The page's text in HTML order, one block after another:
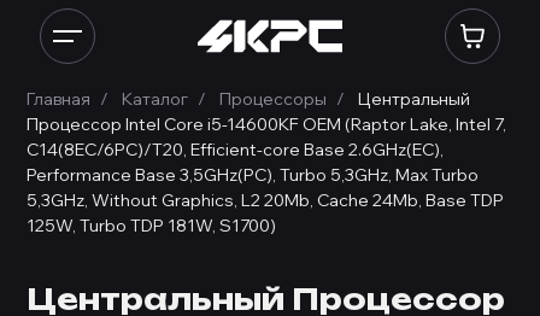
Главная Каталог Процессоры
Центральный
Процессор Intel Core i5-14600KF OEM (Raptor Lake, Intel 7,
C14(8EC/6PC)/T20, Efficient-core Base 2.6GHz(EC),
Performance Base 3,5GHz(PC), Turbo 5,3GHz, Max Turbo
5,3GHz, Without Graphics, L2 20Mb, Cache 24Mb, Base TDP
125W, Turbo TDP 181W, S1700)
Центральный Процессор